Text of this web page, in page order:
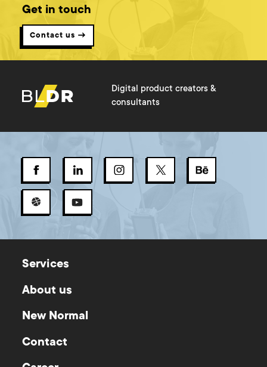
Get in touch
Contact us →
Digital product creators &
consultants
Services
About us
New Normal
Contact